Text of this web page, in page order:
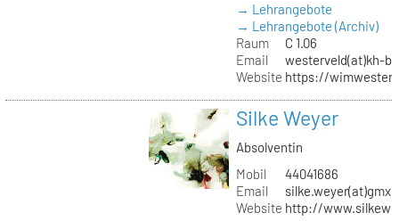
→ Lehrangebote
→ Lehrangebote (Archiv)
Raum
C 1.06
Email
westerveld(at)kh-
Website https://
Silke Weyer
Absolventin
Mobil
44041686
Email
Website http://